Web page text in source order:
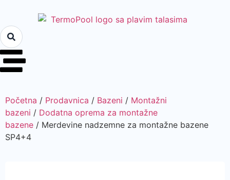
Početna / Prodavnica / Bazeni / Montažni
bazeni / Dodatna oprema za montažne
bazene / Merdevine nadzemne za montažne bazene
SP4+4